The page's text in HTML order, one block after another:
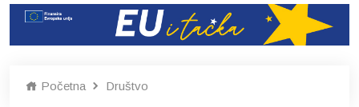
Početna Društvo